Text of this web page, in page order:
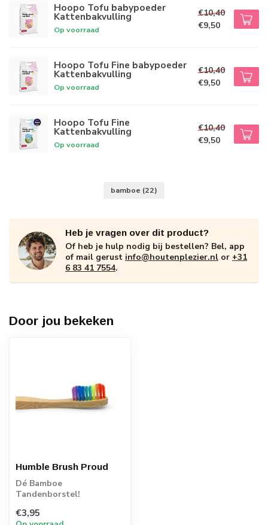
Hoopo Tofu babypoeder
Kattenbakvulling
Op voorraad
€10,40
€9,50
Hoopo Tofu Fine babypoeder
Kattenbakvulling
Op voorraad
€10,40
€9,50
Hoopo Tofu Fine
Kattenbakvulling
Op voorraad
€10,40
€9,50
bamboe (22)
Heb je vragen over dit product?
Of heb je hulp nodig bij bestellen? Bel, app
of mail gerust info@houtenplezier.nl or +31
6 83 41 7554.
Door jou bekeken
Humble Brush Proud
Dé Bamboe
Tandenborstel!
€3,95